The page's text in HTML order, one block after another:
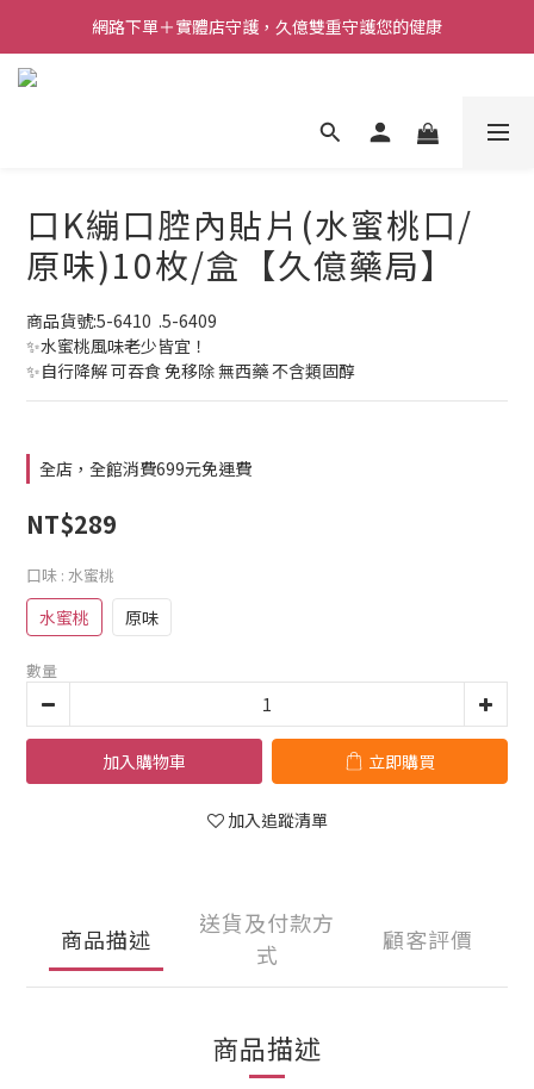
網路下單＋實體店守護，久億雙重守護您的健康
口K繃口腔內貼片(水蜜桃口/
原味)10枚/盒【久億藥局】
商品貨號:5-6410  .5-6409
✨水蜜桃風味老少皆宜！
✨自行降解 可吞食 免移除 無西藥 不含類固醇
全店，全館消費699元免運費
NT$289
口味 : 水蜜桃
水蜜桃 原味
數量
加入購物車 立即購買
加入追蹤清單
商品描述
送貨及付款方
式
顧客評價
商品描述